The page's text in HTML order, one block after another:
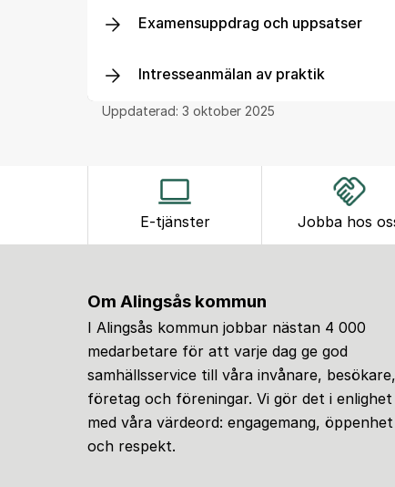
Examensuppdrag och uppsatser
Intresseanmälan av praktik
Uppdaterad: 3 oktober 2025
E-tjänster Jobba hos
Om Alingsås kommun
I Alingsås kommun jobbar nästan 4 000
medarbetare för att varje dag ge god
samhällsservice till våra invånare, besökare,
företag och föreningar. Vi gör det i enlighet
med våra värdeord: engagemang, öppenhet
och respekt.